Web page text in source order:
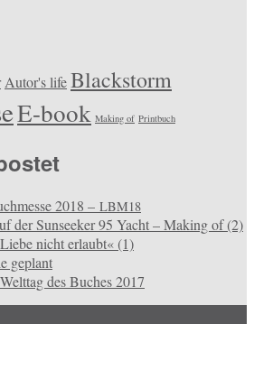
Autor's lifeBlackstorm
E-book Making of Printbuch
2018 – LBM18
der Sunseeker 95 Yacht – Making of (2)
nicht erlaubt« (1)
geplant
des Buches 2017